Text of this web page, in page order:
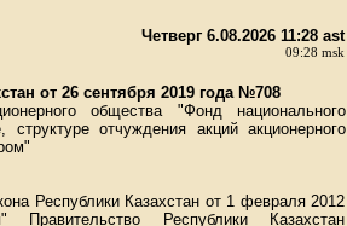
Четверг 6.08.2026 11:28 ast
09:28 msk
от 26 сентября 2019 года №708
общества "Фонд национального
отчуждения акций акционерного
Республики Казахстан от 1 февраля 2012
Республики Казахстан